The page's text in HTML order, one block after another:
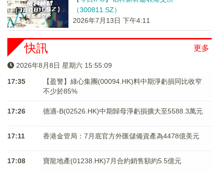
（300811.SZ）
2026年7月13日 下午4:11
更多
快訊
2026年8月8日 星期六 15:55:10
17:35
【盈警】綠心集團(00094.HK)料中期淨虧損同比收窄
不少於85%
17:26 德適-B(02526.HK)中期歸母淨虧損擴大至5588.3萬元
17:11 香港金管局：7月底官方外匯儲備資產為4478億美元
17:08 寶龍地產(01238.HK)7月合約銷售額約5.5億元